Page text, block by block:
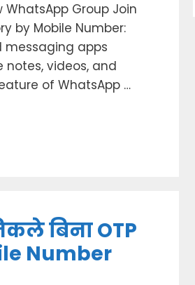
WhatsApp Group Join
by Mobile Number:
messaging apps
notes, videos, and
of WhatsApp …
बिना OTP
Number